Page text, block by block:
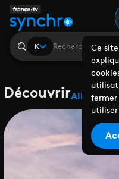
K
DécouvrirAlbums
Ce
fermer